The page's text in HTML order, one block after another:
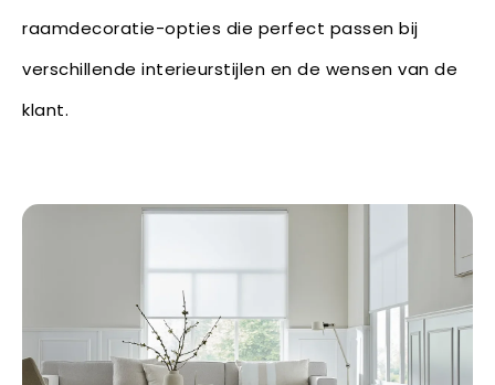
raamdecoratie-opties die perfect passen bij
verschillende interieurstijlen en de wensen van de
klant.